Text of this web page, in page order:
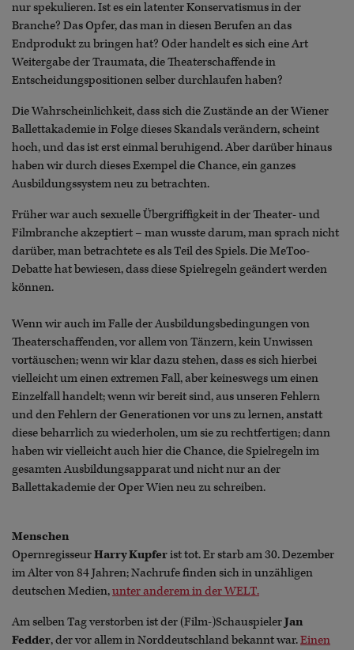
nur spekulieren. Ist es ein latenter Konservatismus in der
Branche? Das Opfer, das man in diesen Berufen an das
Endprodukt zu bringen hat? Oder handelt es sich eine Art
Weitergabe der Traumata, die Theaterschaffende in
Entscheidungspositionen selber durchlaufen haben?
Die Wahrscheinlichkeit, dass sich die Zustände an der Wiener
Ballettakademie in Folge dieses Skandals verändern, scheint
hoch, und das ist erst einmal beruhigend. Aber darüber hinaus
haben wir durch dieses Exempel die Chance, ein ganzes
Ausbildungssystem neu zu betrachten.
Früher war auch sexuelle Übergriffigkeit in der Theater- und
Filmbranche akzeptiert – man wusste darum, man sprach nicht
darüber, man betrachtete es als Teil des Spiels. Die MeToo-
Debatte hat bewiesen, dass diese Spielregeln geändert werden
können.
Wenn wir auch im Falle der Ausbildungsbedingungen von
Theaterschaffenden, vor allem von Tänzern, kein Unwissen
vortäuschen; wenn wir klar dazu stehen, dass es sich hierbei
vielleicht um einen extremen Fall, aber keineswegs um einen
Einzelfall handelt; wenn wir bereit sind, aus unseren Fehlern
und den Fehlern der Generationen vor uns zu lernen, anstatt
diese beharrlich zu wiederholen, um sie zu rechtfertigen; dann
haben wir vielleicht auch hier die Chance, die Spielregeln im
gesamten Ausbildungsapparat und nicht nur an der
Ballettakademie der Oper Wien neu zu schreiben.
Menschen
OpernregisseurHarry Kupferist tot. Er starb am 30. Dezember
im Alter von 84 Jahren; Nachrufe finden sich in unzähligen
deutschen Medien,unter anderem in der WELT.
Am selben Tag verstorben ist der (Film-)SchauspielerJan
Fedder, der vor allem in Norddeutschland bekannt war.Einen